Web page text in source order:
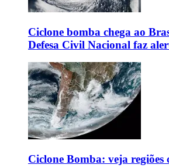
Ciclone bomba chega ao
Defesa Civil Nacional faz
Ciclone Bomba: veja regiões